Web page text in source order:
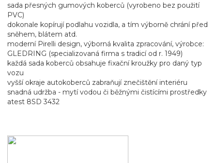
sada přesných gumových koberců (vyrobeno bez použití
PVC)
dokonale kopírují podlahu vozidla, a tím výborně chrání před
sněhem, blátem atd.
moderní Pirelli design, výborná kvalita zpracování, výrobce:
GLEDRING (specializovaná firma s tradicí od r. 1949)
každá sada koberců obsahuje fixační kroužky pro daný typ
vozu
vyšší okraje autokoberců zabraňují znečištění interiéru
snadná udržba - mytí vodou či běžnými čistícími prostředky
atest 8SD 3432